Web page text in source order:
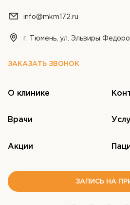
info@mkm172.ru
г. Тюмень, ул. Эльвиры
ЗАКАЗАТЬ ЗВОНОК
О клинике
Врачи
Акции
ЗАПИСЬ НА